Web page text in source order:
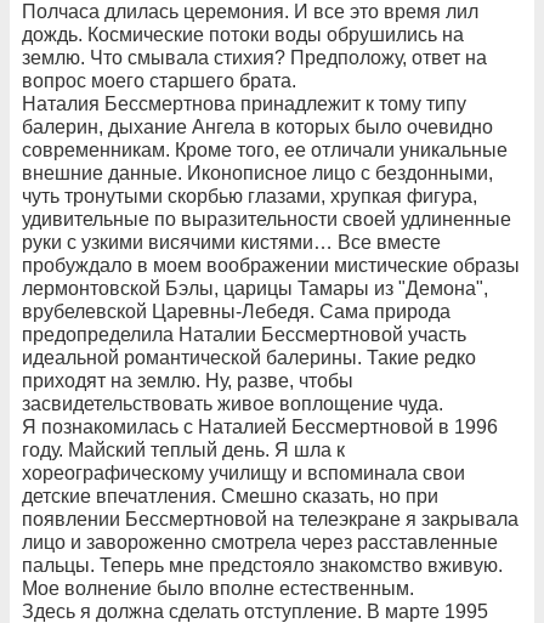
Полчаса длилась церемония. И все это время лил
дождь. Космические потоки воды обрушились на
землю. Что смывала стихия? Предположу, ответ на
вопрос моего старшего брата.
Наталия Бессмертнова принадлежит к тому типу
балерин, дыхание Ангела в которых было очевидно
современникам. Кроме того, ее отличали уникальные
внешние данные. Иконописное лицо с бездонными,
чуть тронутыми скорбью глазами, хрупкая фигура,
удивительные по выразительности своей удлиненные
руки с узкими висячими кистями… Все вместе
пробуждало в моем воображении мистические образы
лермонтовской Бэлы, царицы Тамары из "Демона",
врубелевской Царевны-Лебедя. Сама природа
предопределила Наталии Бессмертновой участь
идеальной романтической балерины. Такие редко
приходят на землю. Ну, разве, чтобы
засвидетельствовать живое воплощение чуда.
Я познакомилась с Наталией Бессмертновой в 1996
году. Майский теплый день. Я шла к
хореографическому училищу и вспоминала свои
детские впечатления. Смешно сказать, но при
появлении Бессмертновой на телеэкране я закрывала
лицо и завороженно смотрела через расставленные
пальцы. Теперь мне предстояло знакомство вживую.
Мое волнение было вполне естественным.
Здесь я должна сделать отступление. В марте 1995